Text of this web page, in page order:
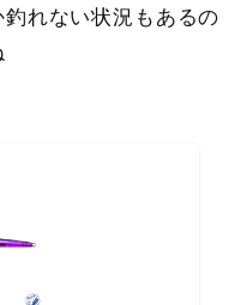
れない状況もあるの